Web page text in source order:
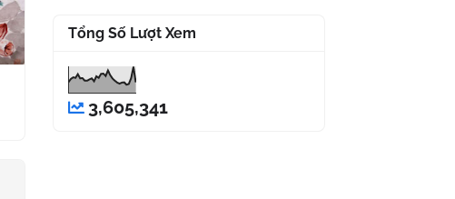
Tổng Số Lượt Xem
3,605,341